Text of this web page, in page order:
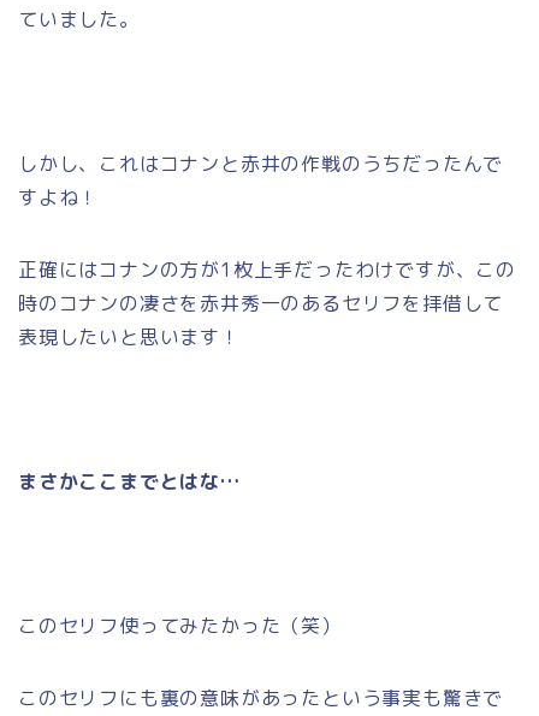
ていました。
しかし、これはコナンと赤井の作戦のうちだったんで
すよね！
正確にはコナンの方が1枚上手だったわけですが、この
時のコナンの凄さを赤井秀一のあるセリフを拝借して
表現したいと思います！
まさかここまでとはな…
このセリフ使ってみたかった（笑）
このセリフにも裏の意味があったという事実も驚きで